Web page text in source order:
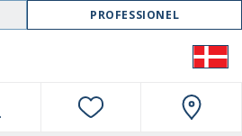
PROFESSIONEL